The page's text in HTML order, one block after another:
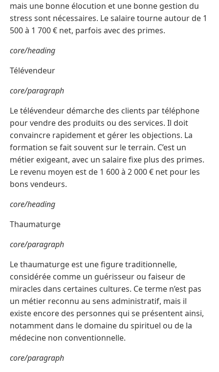
mais une bonne élocution et une bonne gestion du
stress sont nécessaires. Le salaire tourne autour de 1
500 à 1 700 € net, parfois avec des primes.
core/heading
Télévendeur
core/paragraph
Le télévendeur démarche des clients par téléphone
pour vendre des produits ou des services. Il doit
convaincre rapidement et gérer les objections. La
formation se fait souvent sur le terrain. C’est un
métier exigeant, avec un salaire fixe plus des primes.
Le revenu moyen est de 1 600 à 2 000 € net pour les
bons vendeurs.
core/heading
Thaumaturge
core/paragraph
Le thaumaturge est une figure traditionnelle,
considérée comme un guérisseur ou faiseur de
miracles dans certaines cultures. Ce terme n’est pas
un métier reconnu au sens administratif, mais il
existe encore des personnes qui se présentent ainsi,
notamment dans le domaine du spirituel ou de la
médecine non conventionnelle.
core/paragraph